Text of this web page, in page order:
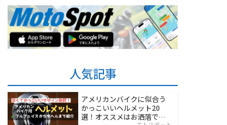
人気記事
アメリカンバイクに似合う
かっこいいヘルメット20
選！オススメはお洒落でワ